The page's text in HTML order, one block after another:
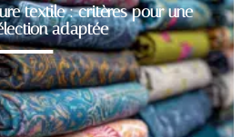
textile : critères pour une
adaptée